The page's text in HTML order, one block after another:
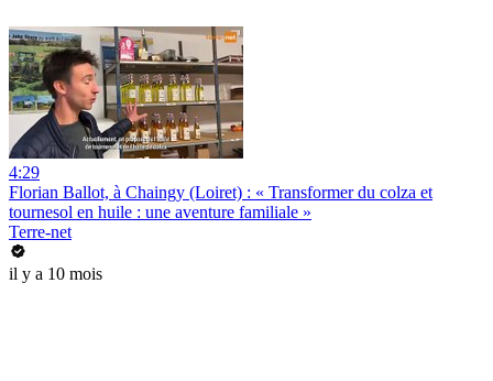
4:29
Florian Ballot, à Chaingy (Loiret) : « Transformer du colza et
tournesol en huile : une aventure familiale »
Terre-net
il y a 10 mois